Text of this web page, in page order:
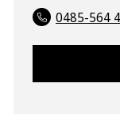
0485-564